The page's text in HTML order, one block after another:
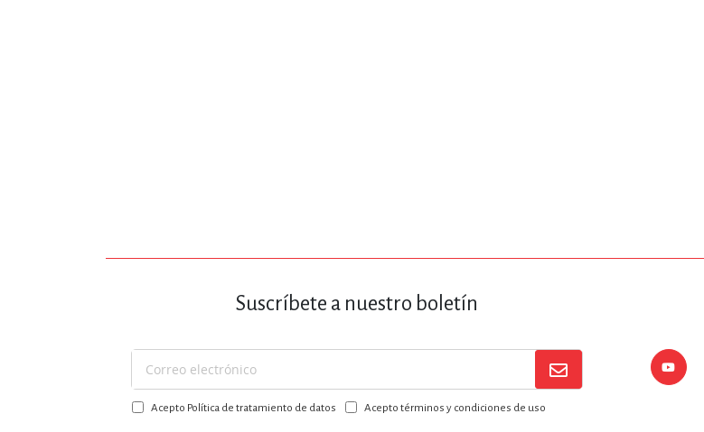
TECNOLOGÍA, INGENIERÍA,
Suscríbete a nuestro boletín
Suscríbase
a
nuestroAcepto Política de tratamiento de datos Acepto términos y condiciones de uso